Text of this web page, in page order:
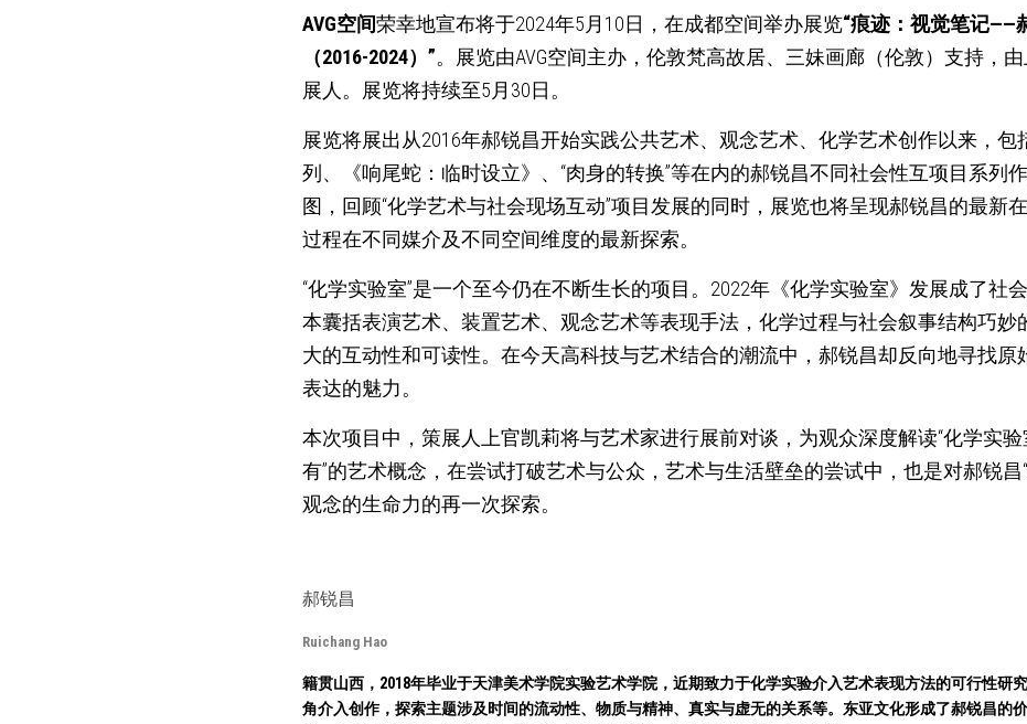
AVG空间荣幸地宣布将于2024年5月10日，在成都空间举办展览“痕迹：视觉笔记——
（2016-2024）”。展览由AVG空间主办，伦敦梵高故居、三妹画廊（伦敦）支持，
展人。展览将持续至5月30日。
展览将展出从2016年郝锐昌开始实践公共艺术、观念艺术、化学艺术创作以来，包
列、《响尾蛇：临时设立》、“肉身的转换”等在内的郝锐昌不同社会性互项目系列
图，回顾“化学艺术与社会现场互动”项目发展的同时，展览也将呈现郝锐昌的最新
过程在不同媒介及不同空间维度的最新探索。
“化学实验室”是一个至今仍在不断生长的项目。2022年《化学实验室》发展成了社
本囊括表演艺术、装置艺术、观念艺术等表现手法，化学过程与社会叙事结构巧妙
大的互动性和可读性。在今天高科技与艺术结合的潮流中，郝锐昌却反向地寻找原
表达的魅力。
本次项目中，策展人上官凯莉将与艺术家进行展前对谈，为观众深度解读“化学实验
有”的艺术概念，在尝试打破艺术与公众，艺术与生活壁垒的尝试中，也是对郝锐昌
观念的生命力的再一次探索。
郝锐昌
Ruichang Hao
籍贯山西，2018年毕业于天津美术学院实验艺术学院，近期致力于化学实验介入艺术表现方法的可行性研
角介入创作，探索主题涉及时间的流动性、物质与精神、真实与虚无的关系等。东亚文化形成了郝锐昌的